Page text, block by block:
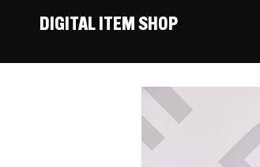
DIGITAL ITEM SHOP